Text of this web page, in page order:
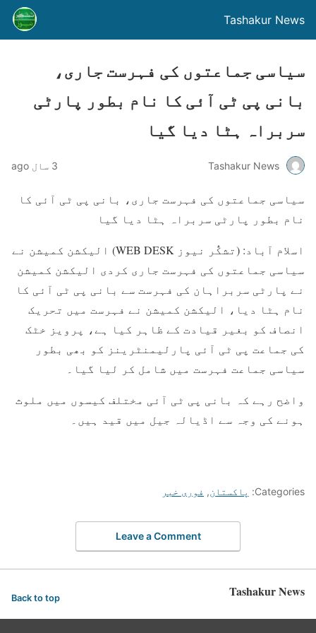
Tashakur News
سیاسی جماعتوں کی فہرست جاری،
بانی پی ٹی آئی کا نام بطور پارٹی
سربراہ ہٹا دیا گیا
Tashakur News 3 سال ago
سیاسی جماعتوں کی فہرست جاری، بانی پی ٹی آئی کا
نام بطور پارٹی سربراہ ہٹا دیا گیا
اسلام آباد: (تشکُّر نیوز WEB DESK) الیکشن کمیشن نے
سیاسی جماعتوں کی فہرست جاری کردی الیکشن کمیشن
نے پارٹی سربراہان کی فہرست سے بانی پی ٹی آئی کا
نام ہٹا دیا، الیکشن کمیشن نے فہرست میں تحریک
انصاف کو بغیر قیادت کے ظاہر کیا ہے، پرویز خٹک
کی جماعت پی ٹی آئی پارلیمنٹرینز کو بھی بطور
سیاسی جماعت فہرست میں شامل کر لیا گیا۔
واضح رہے کہ بانی پی ٹی آئی مختلف کیسوں میں ملوث
ہونے کی وجہ سے اڈیالہ جیل میں قید ہیں۔
Categories: پاکستان, فوری خبر
Leave a Comment
Tashakur News
Back to top